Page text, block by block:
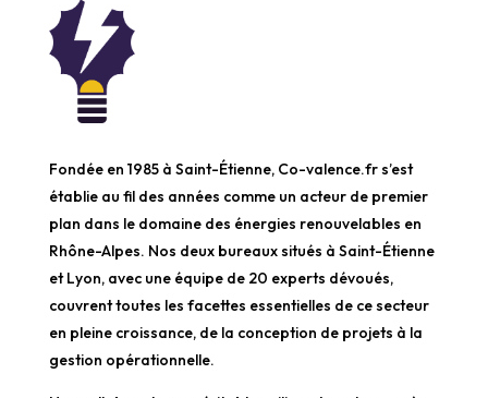
Fondée en 1985 à Saint-Étienne, Co-valence.fr s’est
établie au fil des années comme un acteur de premier
plan dans le domaine des énergies renouvelables en
Rhône-Alpes. Nos deux bureaux situés à Saint-Étienne
et Lyon, avec une équipe de 20 experts dévoués,
couvrent toutes les facettes essentielles de ce secteur
en pleine croissance, de la conception de projets à la
gestion opérationnelle.